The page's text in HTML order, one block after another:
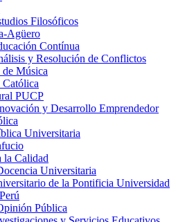
Filosóficos
Agüero
Contínua
y Resolución de Conflictos
Música
PUCP
y Desarrollo Emprendedor
Universitaria
la Calidad
Universitaria
de la Pontificia Universidad
Pública